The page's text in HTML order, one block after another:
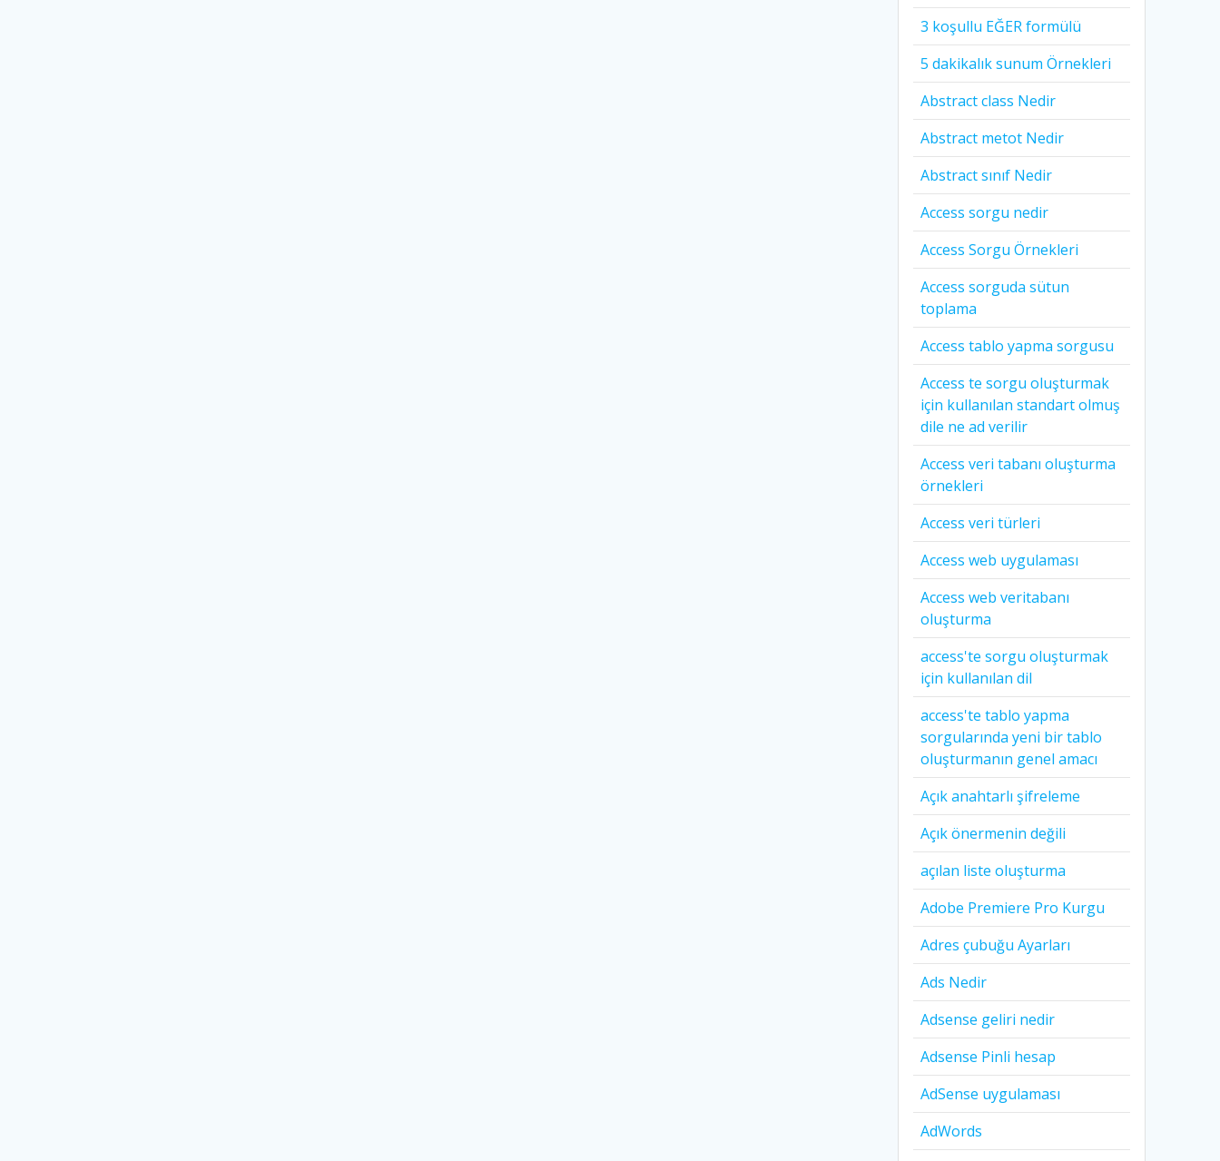
3 koşullu EĞER formülü
5 dakikalık sunum Örnekleri
Abstract class Nedir
Abstract metot Nedir
Abstract sınıf Nedir
Access sorgu nedir
Access Sorgu Örnekleri
Access sorguda sütun
toplama
Access tablo yapma sorgusu
Access te sorgu oluşturmak
için kullanılan standart olmuş
dile ne ad verilir
Access veri tabanı oluşturma
örnekleri
Access veri türleri
Access web uygulaması
Access web veritabanı
oluşturma
access'te sorgu oluşturmak
için kullanılan dil
access'te tablo yapma
sorgularında yeni bir tablo
oluşturmanın genel amacı
Açık anahtarlı şifreleme
Açık önermenin değili
açılan liste oluşturma
Adobe Premiere Pro Kurgu
Adres çubuğu Ayarları
Ads Nedir
Adsense geliri nedir
Adsense Pinli hesap
AdSense uygulaması
AdWords